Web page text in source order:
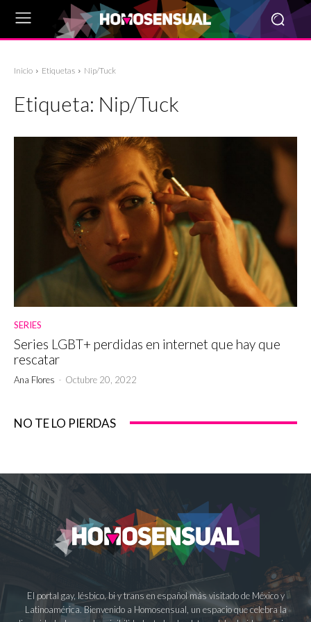
Inicio Etiquetas Nip/Tuck
Etiqueta: Nip/Tuck
SERIES
Series LGBT+ perdidas en internet que hay que
rescatar
Ana Flores - Octubre 20, 2022
NO TE LO PIERDAS
El portal gay, lésbico, bi y trans en español más visitado de México y
Latinoamérica. Bienvenido a Homosensual, un espacio que celebra la